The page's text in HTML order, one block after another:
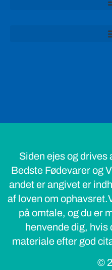
Siden ejes og drives
Bedste Fødevarer og
andet er angivet er
af loven om
på omtale, og du er
henvende dig, hvis
materiale efter god
©